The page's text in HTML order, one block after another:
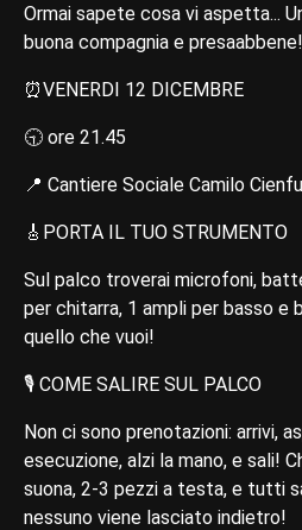
Ormai sapete cosa vi aspetta...
buona compagnia e presaabbene!
⏰VENERDI 12 DICEMBRE
🕤 ore 21.45
📍 Cantiere Sociale Camilo
🎸PORTA IL TUO STRUMENTO
Sul palco troverai microfoni,
per chitarra, 1 ampli per basso
quello che vuoi!
🎙 COME SALIRE SUL PALCO
Non ci sono prenotazioni: arrivi,
esecuzione, alzi la mano, e sali!
suona, 2-3 pezzi a testa, e tutti
nessuno viene lasciato indietro!